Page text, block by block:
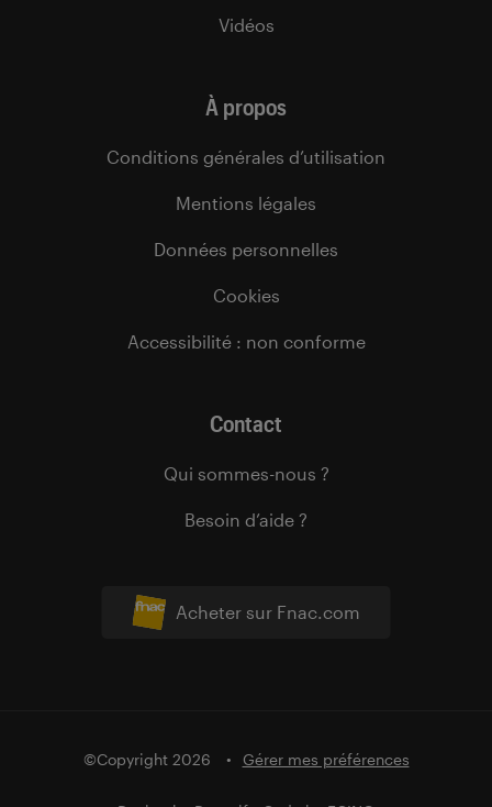
Acheter sur Fnac.com
Vidéos
À propos
Conditions générales d’utilisation
Mentions légales
Données personnelles
Cookies
Accessibilité : non conforme
Contact
Qui sommes-nous ?
Besoin d’aide ?
©Copyright 2026 Gérer mes préférences